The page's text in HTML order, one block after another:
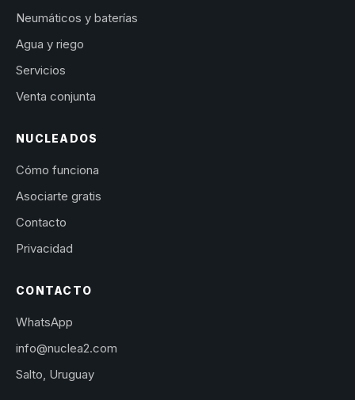
Neumáticos y baterías
Agua y riego
Servicios
Venta conjunta
NUCLEADOS
Cómo funciona
Asociarte gratis
Contacto
Privacidad
CONTACTO
WhatsApp
info@nuclea2.com
Salto, Uruguay